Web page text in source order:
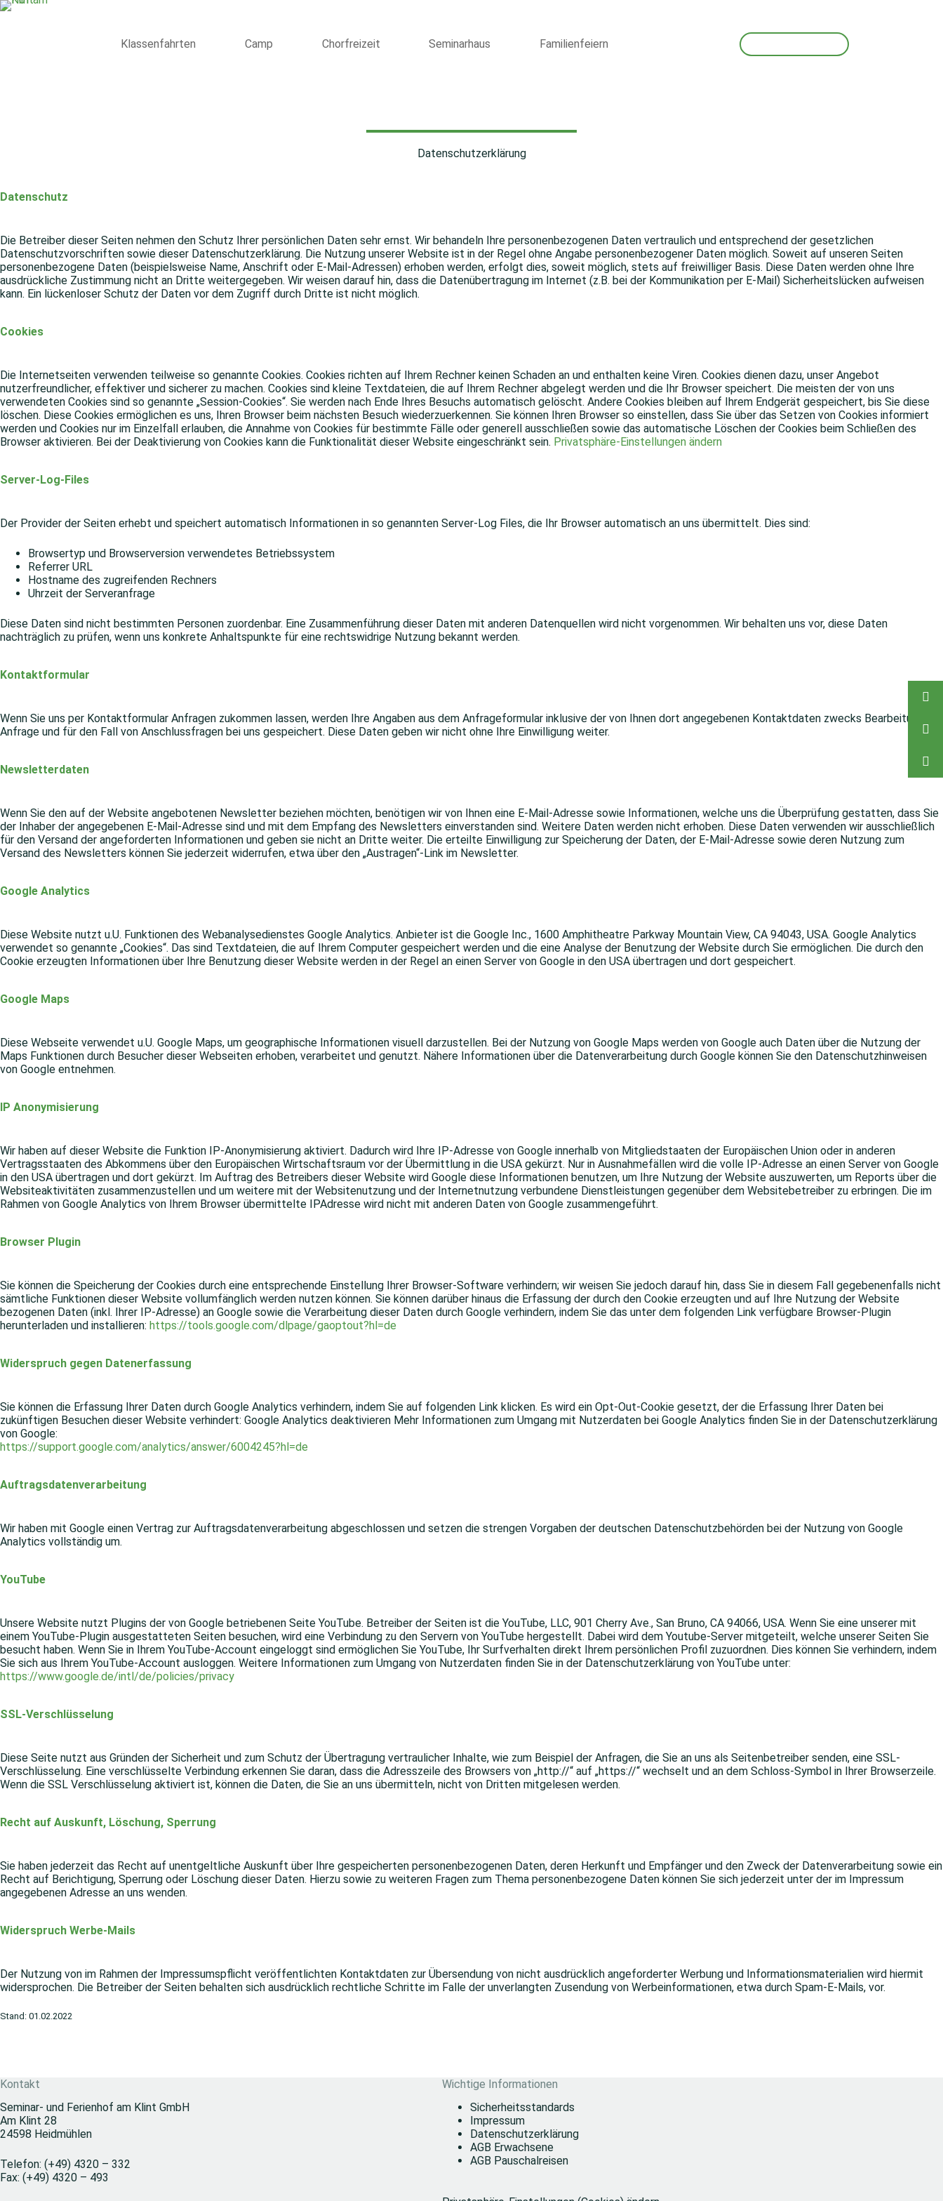
Zum
Klassenfahrten
Camp Chorfreizeit Seminarhaus Familienfeiern
Datenschutzerklärung
Datenschutz
Die Betreiber dieser Seiten nehmen den Schutz Ihrer persönlichen Daten sehr ernst. Wir behandeln Ihre personenbezogenen Daten vertraulich und entsprechend der gesetzlichen
Datenschutzvorschriften sowie dieser Datenschutzerklärung. Die Nutzung unserer Website ist in der Regel ohne Angabe personenbezogener Daten möglich. Soweit auf unseren Seiten
personenbezogene Daten (beispielsweise Name, Anschrift oder E-Mail-Adressen) erhoben werden, erfolgt dies, soweit möglich, stets auf freiwilliger Basis. Diese Daten werden ohne Ihre
ausdrückliche Zustimmung nicht an Dritte weitergegeben. Wir weisen darauf hin, dass die Datenübertragung im Internet (z.B. bei der Kommunikation per E-Mail) Sicherheitslücken aufweisen
kann. Ein lückenloser Schutz der Daten vor dem Zugriff durch Dritte ist nicht möglich.
Cookies
Die Internetseiten verwenden teilweise so genannte Cookies. Cookies richten auf Ihrem Rechner keinen Schaden an und enthalten keine Viren. Cookies dienen dazu, unser Angebot
nutzerfreundlicher, effektiver und sicherer zu machen. Cookies sind kleine Textdateien, die auf Ihrem Rechner abgelegt werden und die Ihr Browser speichert. Die meisten der von uns
verwendeten Cookies sind so genannte „Session-Cookies“. Sie werden nach Ende Ihres Besuchs automatisch gelöscht. Andere Cookies bleiben auf Ihrem Endgerät gespeichert, bis Sie diese
löschen. Diese Cookies ermöglichen es uns, Ihren Browser beim nächsten Besuch wiederzuerkennen. Sie können Ihren Browser so einstellen, dass Sie über das Setzen von Cookies informiert
werden und Cookies nur im Einzelfall erlauben, die Annahme von Cookies für bestimmte Fälle oder generell ausschließen sowie das automatische Löschen der Cookies beim Schließen des
Browser aktivieren. Bei der Deaktivierung von Cookies kann die Funktionalität dieser Website eingeschränkt sein. Privatsphäre-Einstellungen ändern
Server-Log-Files
Der Provider der Seiten erhebt und speichert automatisch Informationen in so genannten Server-Log Files, die Ihr Browser automatisch an uns übermittelt. Dies sind:
Browsertyp und Browserversion verwendetes Betriebssystem
Referrer URL
Hostname des zugreifenden Rechners
Uhrzeit der Serveranfrage
Diese Daten sind nicht bestimmten Personen zuordenbar. Eine Zusammenführung dieser Daten mit anderen Datenquellen wird nicht vorgenommen. Wir behalten uns vor, diese Daten
nachträglich zu prüfen, wenn uns konkrete Anhaltspunkte für eine rechtswidrige Nutzung bekannt werden.
Kontaktformular
Wenn Sie uns per Kontaktformular Anfragen zukommen lassen, werden Ihre Angaben aus dem Anfrageformular inklusive der von Ihnen dort angegebenen Kontaktdaten zwecks Bearbeitung der
Anfrage und für den Fall von Anschlussfragen bei uns gespeichert. Diese Daten geben wir nicht ohne Ihre Einwilligung weiter.
Newsletterdaten
Wenn Sie den auf der Website angebotenen Newsletter beziehen möchten, benötigen wir von Ihnen eine E-Mail-Adresse sowie Informationen, welche uns die Überprüfung gestatten, dass Sie
der Inhaber der angegebenen E-Mail-Adresse sind und mit dem Empfang des Newsletters einverstanden sind. Weitere Daten werden nicht erhoben. Diese Daten verwenden wir ausschließlich
für den Versand der angeforderten Informationen und geben sie nicht an Dritte weiter. Die erteilte Einwilligung zur Speicherung der Daten, der E-Mail-Adresse sowie deren Nutzung zum
Versand des Newsletters können Sie jederzeit widerrufen, etwa über den „Austragen“-Link im Newsletter.
Google Analytics
Diese Website nutzt u.U. Funktionen des Webanalysedienstes Google Analytics. Anbieter ist die Google Inc., 1600 Amphitheatre Parkway Mountain View, CA 94043, USA. Google Analytics
verwendet so genannte „Cookies“. Das sind Textdateien, die auf Ihrem Computer gespeichert werden und die eine Analyse der Benutzung der Website durch Sie ermöglichen. Die durch den
Cookie erzeugten Informationen über Ihre Benutzung dieser Website werden in der Regel an einen Server von Google in den USA übertragen und dort gespeichert.
Google Maps
Diese Webseite verwendet u.U. Google Maps, um geographische Informationen visuell darzustellen. Bei der Nutzung von Google Maps werden von Google auch Daten über die Nutzung der
Maps Funktionen durch Besucher dieser Webseiten erhoben, verarbeitet und genutzt. Nähere Informationen über die Datenverarbeitung durch Google können Sie den Datenschutzhinweisen
von Google entnehmen.
IP Anonymisierung
Wir haben auf dieser Website die Funktion IP-Anonymisierung aktiviert. Dadurch wird Ihre IP-Adresse von Google innerhalb von Mitgliedstaaten der Europäischen Union oder in anderen
Vertragsstaaten des Abkommens über den Europäischen Wirtschaftsraum vor der Übermittlung in die USA gekürzt. Nur in Ausnahmefällen wird die volle IP-Adresse an einen Server von Google
in den USA übertragen und dort gekürzt. Im Auftrag des Betreibers dieser Website wird Google diese Informationen benutzen, um Ihre Nutzung der Website auszuwerten, um Reports über die
Websiteaktivitäten zusammenzustellen und um weitere mit der Websitenutzung und der Internetnutzung verbundene Dienstleistungen gegenüber dem Websitebetreiber zu erbringen. Die im
Rahmen von Google Analytics von Ihrem Browser übermittelte IPAdresse wird nicht mit anderen Daten von Google zusammengeführt.
Browser Plugin
Sie können die Speicherung der Cookies durch eine entsprechende Einstellung Ihrer Browser-Software verhindern; wir weisen Sie jedoch darauf hin, dass Sie in diesem Fall gegebenenfalls nicht
sämtliche Funktionen dieser Website vollumfänglich werden nutzen können. Sie können darüber hinaus die Erfassung der durch den Cookie erzeugten und auf Ihre Nutzung der Website
bezogenen Daten (inkl. Ihrer IP-Adresse) an Google sowie die Verarbeitung dieser Daten durch Google verhindern, indem Sie das unter dem folgenden Link verfügbare Browser-Plugin
herunterladen und installieren: https://tools.google.com/dlpage/gaoptout?hl=de
Widerspruch gegen Datenerfassung
Sie können die Erfassung Ihrer Daten durch Google Analytics verhindern, indem Sie auf folgenden Link klicken. Es wird ein Opt-Out-Cookie gesetzt, der die Erfassung Ihrer Daten bei
zukünftigen Besuchen dieser Website verhindert: Google Analytics deaktivieren Mehr Informationen zum Umgang mit Nutzerdaten bei Google Analytics finden Sie in der Datenschutzerklärung
von Google:
https://support.google.com/analytics/answer/6004245?hl=de
Auftragsdatenverarbeitung
Wir haben mit Google einen Vertrag zur Auftragsdatenverarbeitung abgeschlossen und setzen die strengen Vorgaben der deutschen Datenschutzbehörden bei der Nutzung von Google
Analytics vollständig um.
YouTube
Unsere Website nutzt Plugins der von Google betriebenen Seite YouTube. Betreiber der Seiten ist die YouTube, LLC, 901 Cherry Ave., San Bruno, CA 94066, USA. Wenn Sie eine unserer mit
einem YouTube-Plugin ausgestatteten Seiten besuchen, wird eine Verbindung zu den Servern von YouTube hergestellt. Dabei wird dem Youtube-Server mitgeteilt, welche unserer Seiten Sie
besucht haben. Wenn Sie in Ihrem YouTube-Account eingeloggt sind ermöglichen Sie YouTube, Ihr Surfverhalten direkt Ihrem persönlichen Profil zuzuordnen. Dies können Sie verhindern, indem
Sie sich aus Ihrem YouTube-Account ausloggen. Weitere Informationen zum Umgang von Nutzerdaten finden Sie in der Datenschutzerklärung von YouTube unter:
https://www.google.de/intl/de/policies/privacy
SSL-Verschlüsselung
Diese Seite nutzt aus Gründen der Sicherheit und zum Schutz der Übertragung vertraulicher Inhalte, wie zum Beispiel der Anfragen, die Sie an uns als Seitenbetreiber senden, eine SSL-
Verschlüsselung. Eine verschlüsselte Verbindung erkennen Sie daran, dass die Adresszeile des Browsers von „http://“ auf „https://“ wechselt und an dem Schloss-Symbol in Ihrer Browserzeile.
Wenn die SSL Verschlüsselung aktiviert ist, können die Daten, die Sie an uns übermitteln, nicht von Dritten mitgelesen werden.
Recht auf Auskunft, Löschung, Sperrung
Sie haben jederzeit das Recht auf unentgeltliche Auskunft über Ihre gespeicherten personenbezogenen Daten, deren Herkunft und Empfänger und den Zweck der Datenverarbeitung sowie ein
Recht auf Berichtigung, Sperrung oder Löschung dieser Daten. Hierzu sowie zu weiteren Fragen zum Thema personenbezogene Daten können Sie sich jederzeit unter der im Impressum
angegebenen Adresse an uns wenden.
Widerspruch Werbe-Mails
Der Nutzung von im Rahmen der Impressumspflicht veröffentlichten Kontaktdaten zur Übersendung von nicht ausdrücklich angeforderter Werbung und Informationsmaterialien wird hiermit
widersprochen. Die Betreiber der Seiten behalten sich ausdrücklich rechtliche Schritte im Falle der unverlangten Zusendung von Werbeinformationen, etwa durch Spam-E-Mails, vor.
Stand: 01.02.2022
Kontakt
Seminar- und Ferienhof am Klint GmbH
Am Klint 28
24598 Heidmühlen
Telefon: (+49) 4320 – 332
Fax: (+49) 4320 – 493
Wichtige Informationen
Sicherheitsstandards
Impressum
Datenschutzerklärung
AGB Erwachsene
AGB Pauschalreisen